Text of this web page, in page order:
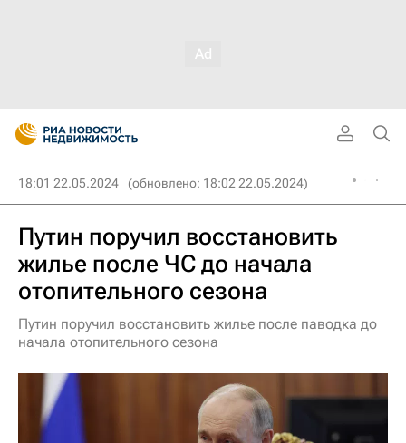
18:01 22.05.2024 (обновлено: 18:02 22.05.2024)
Путин поручил восстановить
жилье после ЧС до начала
отопительного сезона
Путин поручил восстановить жилье после паводка до
начала отопительного сезона